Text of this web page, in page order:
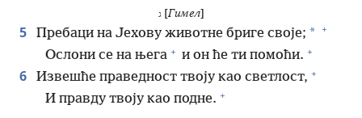
[Гимел]
5 Пребаци на Јехову животне бриге своје; * +
Ослони се на њега + и он ће ти помоћи. +
6 Извешће праведност твоју као светлост, +
И правду твоју као подне. +